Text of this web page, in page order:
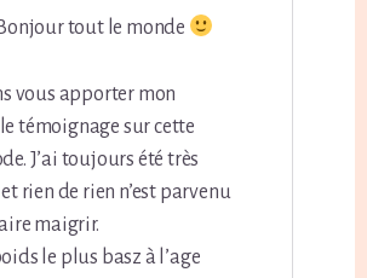
tout le monde
vous apporter mon
témoignage sur cette
J’ai toujours été très
rien de rien n’est parvenu
maigrir.
le plus basz à l’age